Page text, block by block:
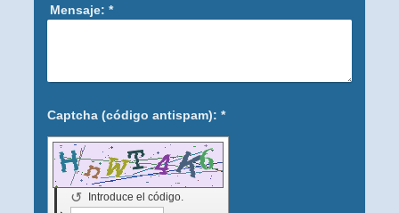
Mensaje: *
Captcha (código antispam): *
Introduce el código.
↺